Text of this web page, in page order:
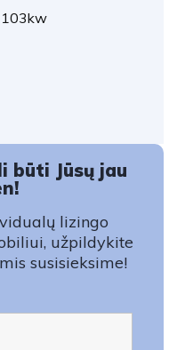
103kw
būti Jūsų jau
lizingo
užpildykite
susisieksime!